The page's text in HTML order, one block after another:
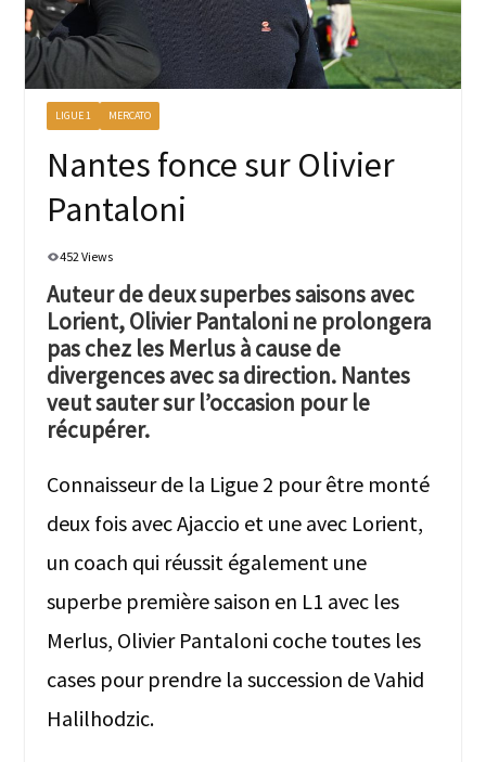
LIGUE 1 MERCATO
Nantes fonce sur Olivier
Pantaloni
452 Views
Auteur de deux superbes saisons avec
Lorient, Olivier Pantaloni ne prolongera
pas chez les Merlus à cause de
divergences avec sa direction. Nantes
veut sauter sur l’occasion pour le
récupérer.
Connaisseur de la Ligue 2 pour être monté
deux fois avec Ajaccio et une avec Lorient,
un coach qui réussit également une
superbe première saison en L1 avec les
Merlus, Olivier Pantaloni coche toutes les
cases pour prendre la succession de Vahid
Halilhodzic.